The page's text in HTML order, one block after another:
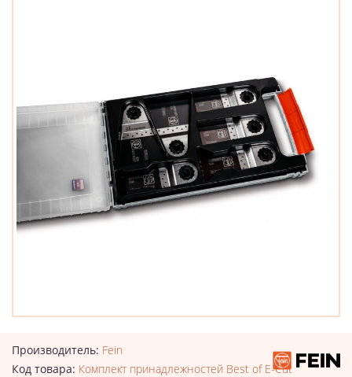
Производитель: Fein
Код товара: Комплект принадлежностей Best of E-Cut